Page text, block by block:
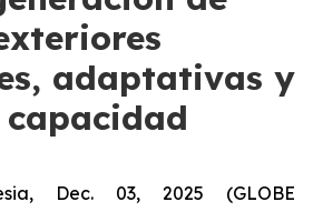
adaptativas y
Dec. 03, 2025 (GLOBE